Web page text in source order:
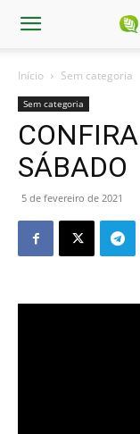
Início Sem categoria
Sem categoria
SÁBADO
5 de fevereiro de 2021